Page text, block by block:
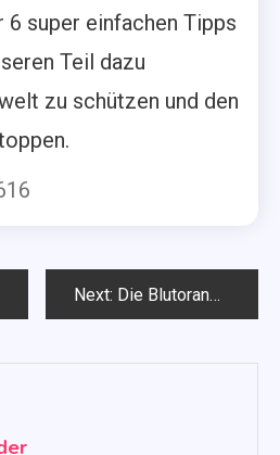
6 super einfachen Tipps
Teil dazu
zu schützen und den
Next: Die Blutorange: gesund, lecker und voller wichtiger Vitamine